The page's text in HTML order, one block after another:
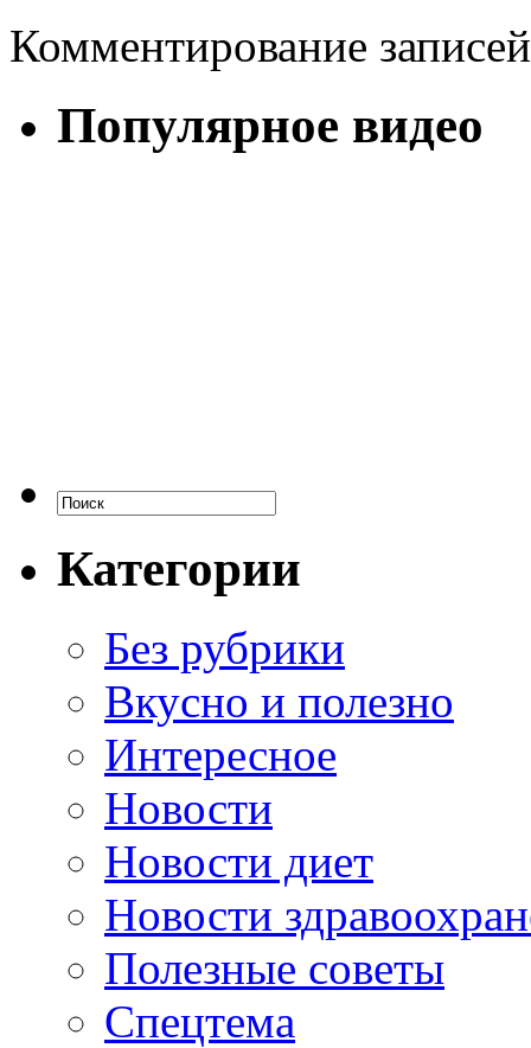
Комментирование
Популярное видео
Категории
Без рубрики
Вкусно и полезно
Интересное
Новости
Новости диет
Новости
Полезные советы
Спецтема